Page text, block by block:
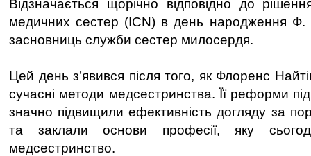
Відзначається щорічно відповідно до
медичних сестер (ICN) в день народження Ф.
засновниць служби сестер милосердя.
Цей день з’явився після того, як Флоренс
сучасні методи медсестринства. Її реформи
значно підвищили ефективність догляду за
та заклали основи професії, яку
медсестринство.